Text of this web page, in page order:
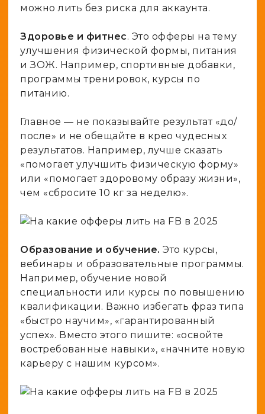
можно лить без риска для аккаунта.
Здоровье и фитнес. Это офферы на тему
улучшения физической формы, питания
и ЗОЖ. Например, спортивные добавки,
программы тренировок, курсы по
питанию.
Главное — не показывайте результат «до/
после» и не обещайте в крео чудесных
результатов. Например, лучше сказать
«помогает улучшить физическую форму»
или «помогает здоровому образу жизни»,
чем «сбросите 10 кг за неделю».
Образование и обучение. Это курсы,
вебинары и образовательные программы.
Например, обучение новой
специальности или курсы по повышению
квалификации. Важно избегать фраз типа
«быстро научим», «гарантированный
успех». Вместо этого пишите: «освойте
востребованные навыки», «начните новую
карьеру с нашим курсом».